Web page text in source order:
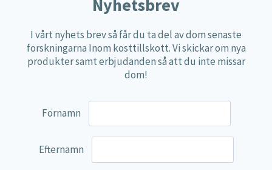
100% Natural
EVP Nutrition
Multi Nutrient
Lamberts
Nyhetsbrev
I vårt nyhets brev så får du ta del av dom senaste
forskningarna Inom kosttillskott. Vi skickar om nya
produkter samt erbjudanden så att du inte missar
dom!
Förnamn
Efternamn